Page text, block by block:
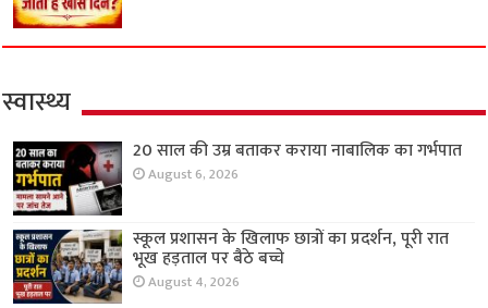
स्वास्थ्य
20 साल की उम्र बताकर कराया नाबालिक का गर्भपात
August 6, 2026
स्कूल प्रशासन के खिलाफ छात्रों का प्रदर्शन, पूरी रात
भूख हड़ताल पर बैठे बच्चे
August 4, 2026